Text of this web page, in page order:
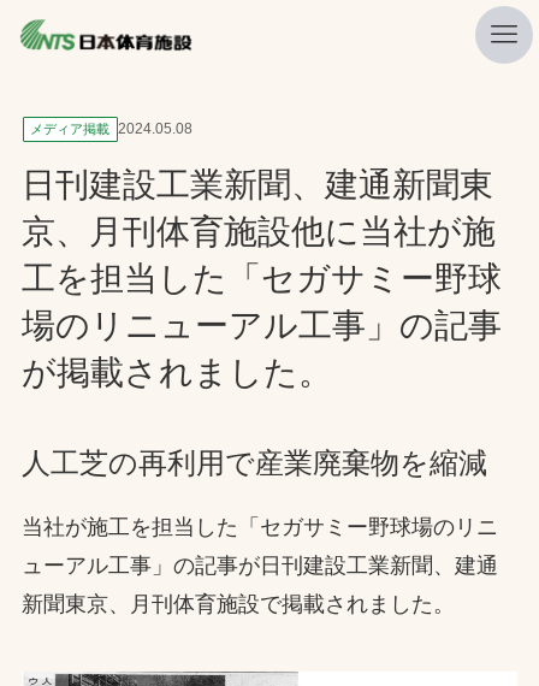
私たちの強み
ニュース
プレスリリース
レポート
製品・サービス一覧
施工・管理実績一覧
採用情報
検索
お問合せ
メディア掲載 2024.05.08
日刊建設工業新聞、建通新聞東
京、月刊体育施設他に当社が施
工を担当した「セガサミー野球
場のリニューアル工事」の記事
が掲載されました。
人工芝の再利用で産業廃棄物を縮減
当社が施工を担当した「セガサミー野球場のリニ
ューアル工事」の記事が日刊建設工業新聞、建通
新聞東京、月刊体育施設で掲載されました。